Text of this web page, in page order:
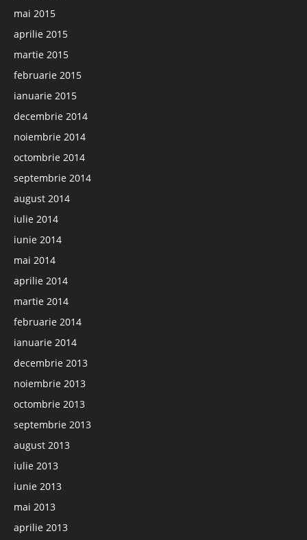
mai 2015
aprilie 2015
martie 2015
februarie 2015
ianuarie 2015
decembrie 2014
noiembrie 2014
octombrie 2014
septembrie 2014
august 2014
iulie 2014
iunie 2014
mai 2014
aprilie 2014
martie 2014
februarie 2014
ianuarie 2014
decembrie 2013
noiembrie 2013
octombrie 2013
septembrie 2013
august 2013
iulie 2013
iunie 2013
mai 2013
aprilie 2013